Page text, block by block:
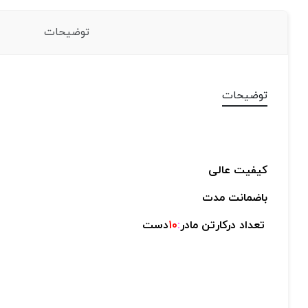
توضیحات
توضیحات
کیفیت عالی
باضمانت مدت
تعداد درکارتن مادر:
10دست